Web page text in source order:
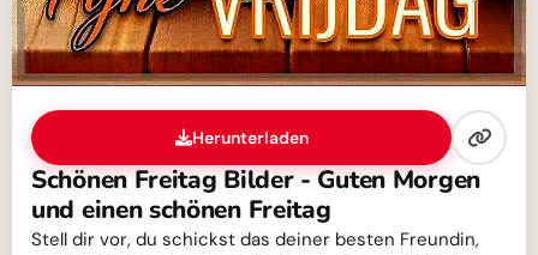
Herunterladen
Schönen Freitag Bilder - Guten Morgen
und einen schönen Freitag
Stell dir vor, du schickst das deiner besten Freundin,